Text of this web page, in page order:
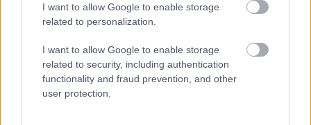
I want to allow Google to enable storage
related to personalization.
I want to allow Google to enable storage
related to security, including authentication
functionality and fraud prevention, and other
user protection.
Majka koncert, jóga szeánsz, “borhajózás” és egy csomó minden
Szólj hozzá!